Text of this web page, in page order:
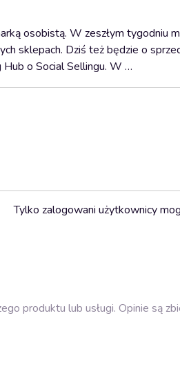
osobistą. W zeszłym tygodniu
sklepach. Dziś też będzie o
Hub o Social Sellingu. W …
Tylko zalogowani użytkownicy
produktu lub usługi. Opinie są